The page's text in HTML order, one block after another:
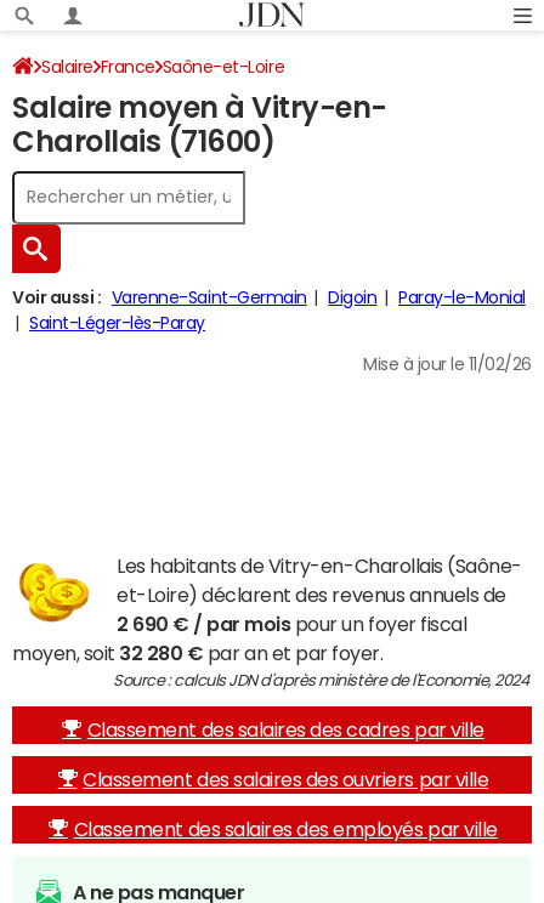
Salaire France Saône-et-Loire
Salaire moyen à Vitry-en-
Charollais (71600)
Voir aussi : Varenne-Saint-Germain Digoin
Paray-le-Monial
Saint-Léger-lès-Paray
Mise à jour le 11/02/26
Les habitants de Vitry-en-Charollais (Saône-
et-Loire) déclarent des revenus annuels de
2 690 € / par moispour un foyer fiscal
moyen, soit 32 280 € par an et par foyer.
Source : calculs JDN d'après ministère de l'Economie, 2024
Classement des salaires des cadres par ville
Classement des salaires des ouvriers par ville
Classement des salaires des employés par ville
A ne pas manquer